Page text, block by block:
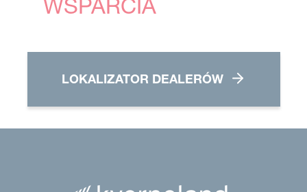
WSPARCIA
LOKALIZATOR DEALERÓW